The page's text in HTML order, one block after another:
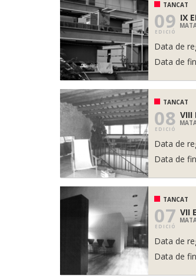
TANCAT
09
EDICIÓ
IX
Data de
Data de
TANCAT
08
EDICIÓ
VIII
Data de
Data de
TANCAT
07
EDICIÓ
VII
Data de
Data de